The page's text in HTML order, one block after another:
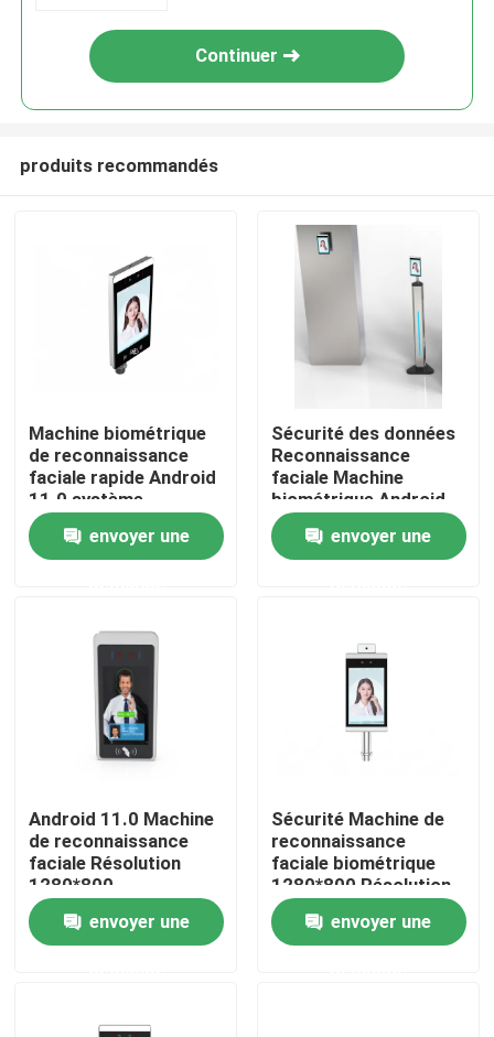
Produits
Vidéos
Visite d'usine
Contrôle de la qualité
Contact
nouvelles
Portes électroniques de tourniquet
Continuer
produits recommandés
Machine biométrique
de reconnaissance
faciale rapide Android
11.0 système
d'exploitation
envoyer une
Sécurité des données
Reconnaissance
faciale Machine
biométrique Android
11.0 Système
d'exploitation Large
compatibilité
envoyer une
Android 11.0 Machine
de reconnaissance
faciale Résolution
1280*800
Authentification
rapide d'une seconde
envoyer une
Sécurité Machine de
reconnaissance
faciale biométrique
1280*800 Résolution
Large compatibilité
envoyer une